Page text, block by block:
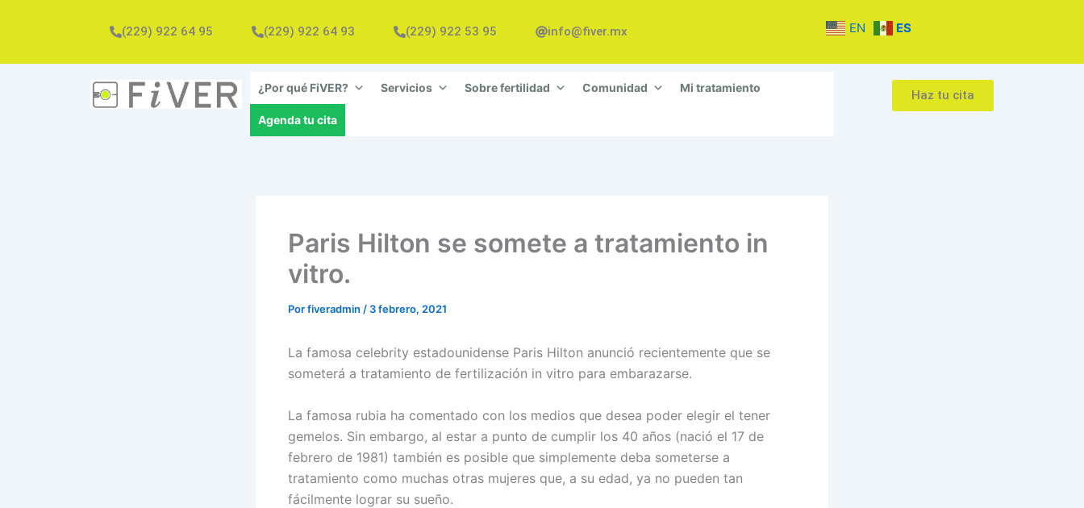
(229) 922 64 95 (229) 922 64 93 (229) 922 53 95 info@fiver.mx EN ES
¿Por qué FiVER? Servicios Sobre fertilidad Comunidad Mi tratamiento
Agenda tu cita
Haz tu cita
Paris Hilton se somete a tratamiento in
vitro.
Porfiveradmin / 3 febrero, 2021
La famosa celebrity estadounidense Paris Hilton anunció recientemente que se
someterá a tratamiento de fertilización in vitro para embarazarse.
La famosa rubia ha comentado con los medios que desea poder elegir el tener
gemelos. Sin embargo, al estar a punto de cumplir los 40 años (nació el 17 de
febrero de 1981) también es posible que simplemente deba someterse a
tratamiento como muchas otras mujeres que, a su edad, ya no pueden tan
fácilmente lograr su sueño.